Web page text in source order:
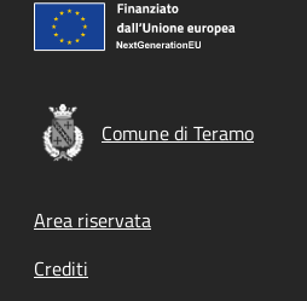
Comune di Teramo
Footer menu
Area riservata
Crediti